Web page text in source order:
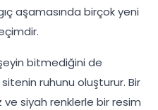
aşamasında birçok yeni
bitmediğini de
ruhunu oluşturur. Bir
ve siyah renklerle bir resim